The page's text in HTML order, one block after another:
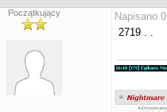
Początkujący
Napisano
2719 . .